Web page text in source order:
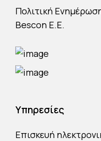
Πολιτική
Bescon E.E.
Υπηρεσίες
Επισκευή